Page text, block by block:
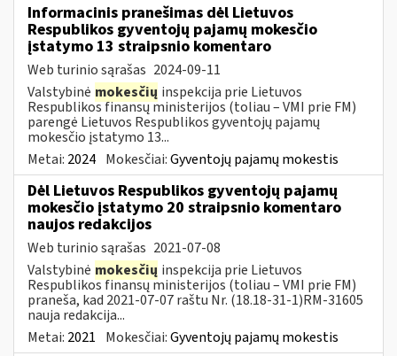
Informacinis pranešimas dėl Lietuvos
Respublikos gyventojų pajamų mokesčio
įstatymo 13 straipsnio komentaro
Web turinio sąrašas 2024-09-11
Valstybinė mokesčių inspekcija prie Lietuvos
Respublikos finansų ministerijos (toliau – VMI prie FM)
parengė Lietuvos Respublikos gyventojų pajamų
mokesčio įstatymo 13...
Metai: 2024 Mokesčiai:Gyventojų pajamų mokestis
Dėl Lietuvos Respublikos gyventojų pajamų
mokesčio įstatymo 20 straipsnio komentaro
naujos redakcijos
Web turinio sąrašas 2021-07-08
Valstybinė mokesčių inspekcija prie Lietuvos
Respublikos finansų ministerijos (toliau – VMI prie FM)
praneša, kad 2021-07-07 raštu Nr. (18.18-31-1)RM-31605
nauja redakcija...
Metai: 2021 Mokesčiai:Gyventojų pajamų mokestis